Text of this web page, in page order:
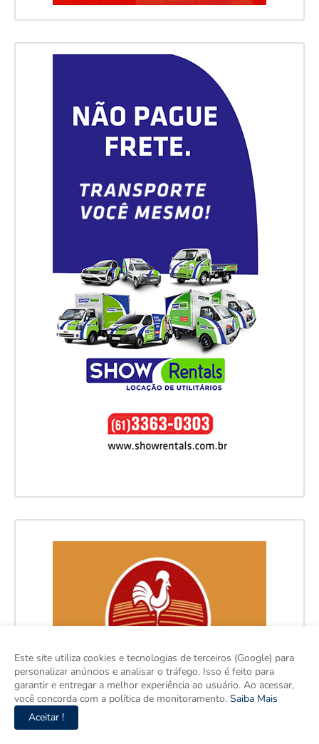
Este site utiliza cookies e tecnologias de terceiros (Google) para
personalizar anúncios e analisar o tráfego. Isso é feito para
garantir e entregar a melhor experiência ao usuário. Ao acessar,
você concorda com a política de monitoramento. Saiba Mais
Aceitar !